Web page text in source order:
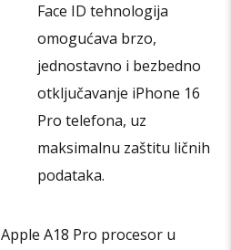
Face ID tehnologija
omogućava brzo,
jednostavno i bezbedno
otključavanje iPhone 16
Pro telefona, uz
maksimalnu zaštitu ličnih
podataka.
Apple A18 Pro procesor u